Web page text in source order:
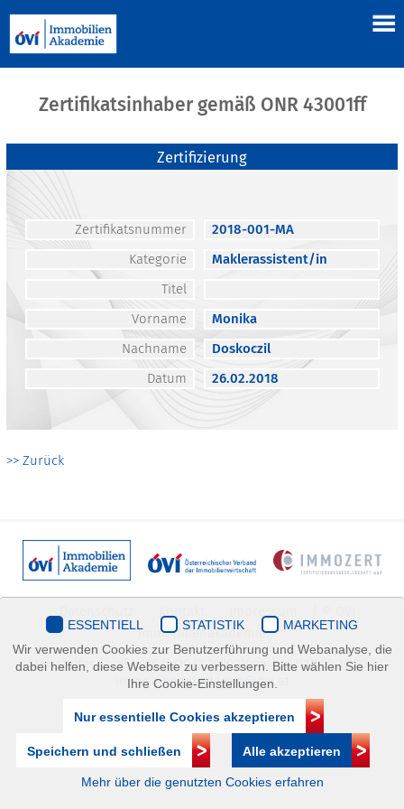
Zertifikatsinhaber gemäß ONR 43001ff
Zertifizierung
Zertifikatsnummer
2018-001-MA
Kategorie
Maklerassistent/in
Titel
Vorname
Monika
Nachname
Doskoczil
Datum
26.02.2018
>> Zurück
Immobilienakademie
Mariahilfer Straße 116/2.OG/2 1070 Wien | +43(1)505 32 50 |
immobilienakademie@ovi.at
ESSENTIELL STATISTIK
MARKETING
Wir verwenden Cookies zur Benutzerführung und Webanalyse, die
dabei helfen, diese Webseite zu verbessern. Bitte wählen Sie hier
Ihre Cookie-Einstellungen.
Nur essentielle Cookies akzeptieren
Speichern und schließen Alle akzeptieren
Mehr über die genutzten Cookies erfahren